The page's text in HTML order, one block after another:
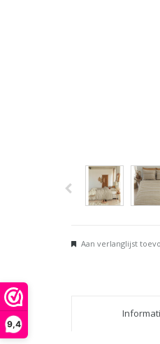
9,4
Aan verlanglijst